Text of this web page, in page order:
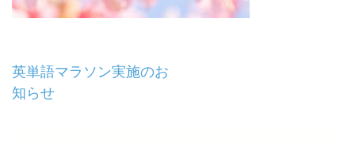
投
稿
英単語マラソン実施のお
知らせ